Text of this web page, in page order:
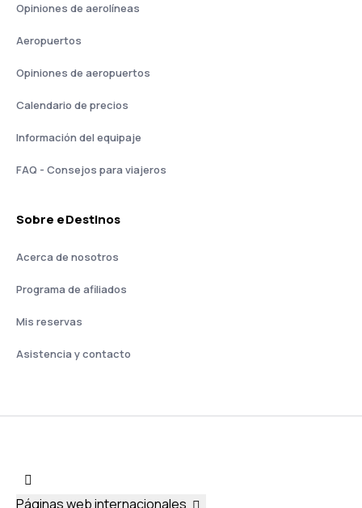
Opiniones de aerolíneas
Aeropuertos
Opiniones de aeropuertos
Calendario de precios
Información del equipaje
FAQ - Consejos para viajeros
Sobre eDestinos
Acerca de nosotros
Programa de afiliados
Mis reservas
Asistencia y contacto
Páginas web internacionales